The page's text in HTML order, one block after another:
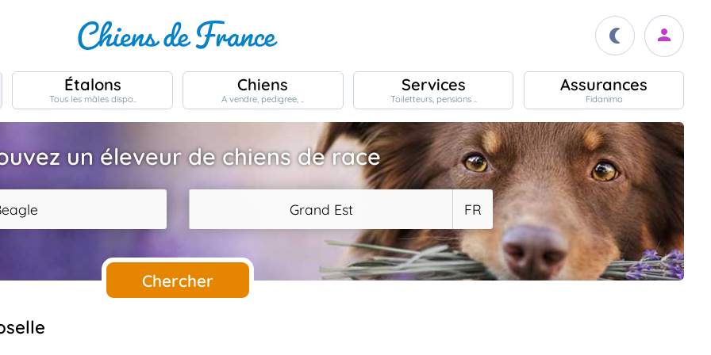
Étalons
Tous les mâles dispo..
Chiens
A vendre, pedigree, ..
Services
Toiletteurs, pensions ..
Assurances
Fidanimo
un éleveur de chiens de race
Grand Est FR
Chercher